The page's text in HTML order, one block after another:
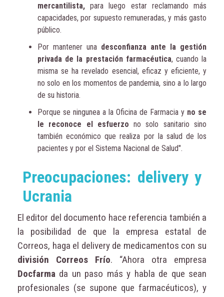
mercantilista, para luego estar reclamando más
capacidades, por supuesto remuneradas, y más gasto
público.
Por mantener una desconfianza ante la gestión
privada de la prestación farmacéutica, cuando la
misma se ha revelado esencial, eficaz y eficiente, y
no solo en los momentos de pandemia, sino a lo largo
de su historia.
Porque se ningunea a la Oficina de Farmacia y no se
le reconoce el esfuerzo no solo sanitario sino
también económico que realiza por la salud de los
pacientes y por el Sistema Nacional de Salud".
Preocupaciones: delivery y
Ucrania
El editor del documento hace referencia también a
la posibilidad de que la empresa estatal de
Correos, haga el delivery de medicamentos con su
división Correos Frío. “Ahora otra empresa
Docfarma da un paso más y habla de que sean
profesionales (se supone que farmacéuticos), y